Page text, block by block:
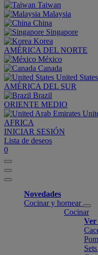
Taiwan
Malaysia
China
Singapore
Korea
AMÉRICA DEL NORTE
México
Canada
United States
AMÉRICA DEL SUR
Brazil
ORIENTE MEDIO
AFRICA
INICIAR SESIÓN
Lista de deseos
0
Novedades
Cocinar y hornear
Cocinar
Ver